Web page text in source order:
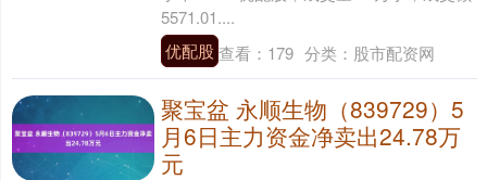
5571.01....
优配股查看： 179 分类： 股市配资网
聚宝盆 永顺生物（839729）5
月6日主力资金净卖出24.78万
元